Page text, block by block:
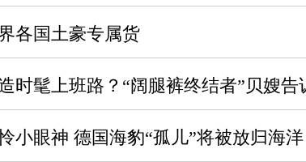
各国土豪专属货
时髦上班路？“阔腿裤终结者”贝嫂告
小眼神 德国海豹“孤儿”将被放归海洋